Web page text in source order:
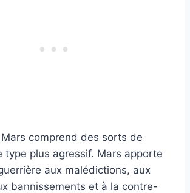
comprend des sorts de
type plus agressif. Mars apporte
aux malédictions, aux
bannissements et à la contre-